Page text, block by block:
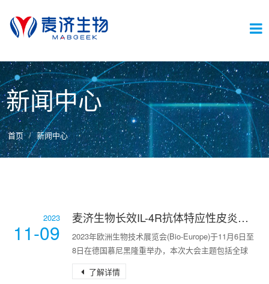
切
换
导
新闻中心
首页 新闻中心
2023
11-09
麦济生物长效IL-4R抗体特应性皮炎二期数据亮相2023 bio Europe，引发关注
2023年欧洲生物技术展览会(Bio-Europe)于11月6日至
8日在德国慕尼黑隆重举办，本次大会主题包括全球
生物医药趋势和生物制药创新方向，人工智能崛起，
医药交易格局，Biotech和BigPha
了解详情